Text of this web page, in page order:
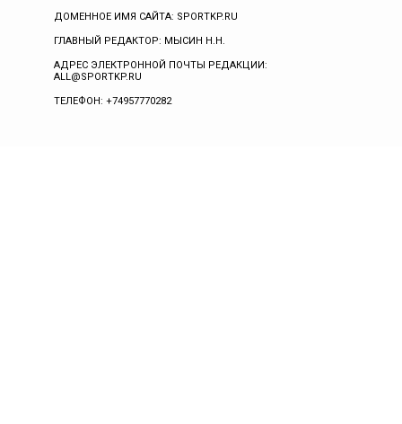
ДОМЕННОЕ ИМЯ САЙТА: SPORTKP.RU
ГЛАВНЫЙ РЕДАКТОР: МЫСИН Н.Н.
АДРЕС ЭЛЕКТРОННОЙ ПОЧТЫ РЕДАКЦИИ:
ALL@SPORTKP.RU
ТЕЛЕФОН: +74957770282